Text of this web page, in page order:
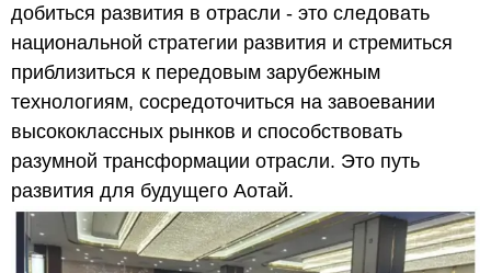
добиться развития в отрасли - это следовать
национальной стратегии развития и стремиться
приблизиться к передовым зарубежным
технологиям, сосредоточиться на завоевании
высококлассных рынков и способствовать
разумной трансформации отрасли. Это путь
развития для будущего Аотай.